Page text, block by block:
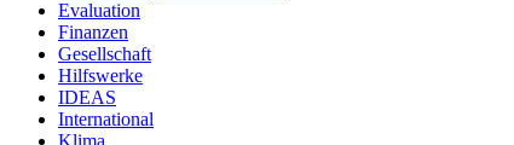
Evaluation
Finanzen
Gesellschaft
Hilfswerke
IDEAS
International